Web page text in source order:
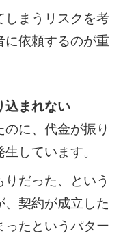
しまうリスクを考
に依頼するのが重
込まれない
に、代金が振り
しています。
だった、という
、契約が成立した
ったというパター